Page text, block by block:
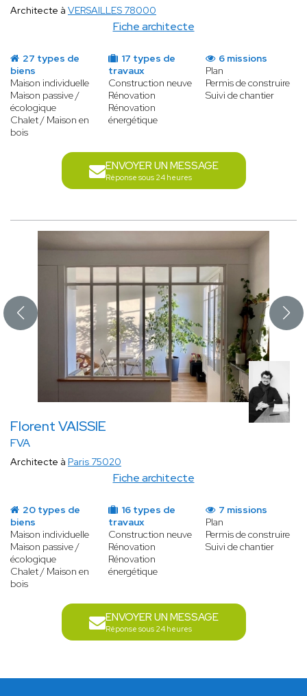
Fiche architecte
Architecte à VERSAILLES 78000
27 types de
biens
Maison individuelle
Maison passive /
écologique
Chalet / Maison en
bois
17 types de
travaux
Construction neuve
Rénovation
Rénovation
énergétique
6 missions
Plan
Permis de construire
Suivi de chantier
ENVOYER UN MESSAGE
Réponse sous 24 heures
Florent VAISSIE
FVA
Fiche architecte
Architecte à Paris 75020
20 types de
biens
Maison individuelle
Maison passive /
écologique
Chalet / Maison en
bois
16 types de
travaux
Construction neuve
Rénovation
Rénovation
énergétique
7 missions
Plan
Permis de construire
Suivi de chantier
ENVOYER UN MESSAGE
Réponse sous 24 heures